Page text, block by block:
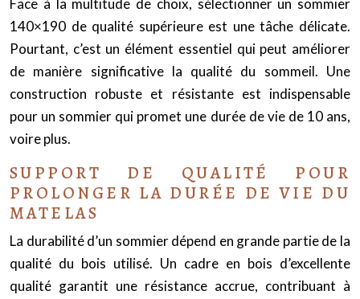
Face à la multitude de choix, sélectionner un sommier
140×190 de qualité supérieure est une tâche délicate.
Pourtant, c’est un élément essentiel qui peut améliorer
de manière significative la qualité du sommeil. Une
construction robuste et résistante est indispensable
pour un sommier qui promet une durée de vie de 10 ans,
voire plus.
SUPPORT DE QUALITÉ POUR
PROLONGER LA DURÉE DE VIE DU
MATELAS
La durabilité d’un sommier dépend en grande partie de la
qualité du bois utilisé. Un cadre en bois d’excellente
qualité garantit une résistance accrue, contribuant à